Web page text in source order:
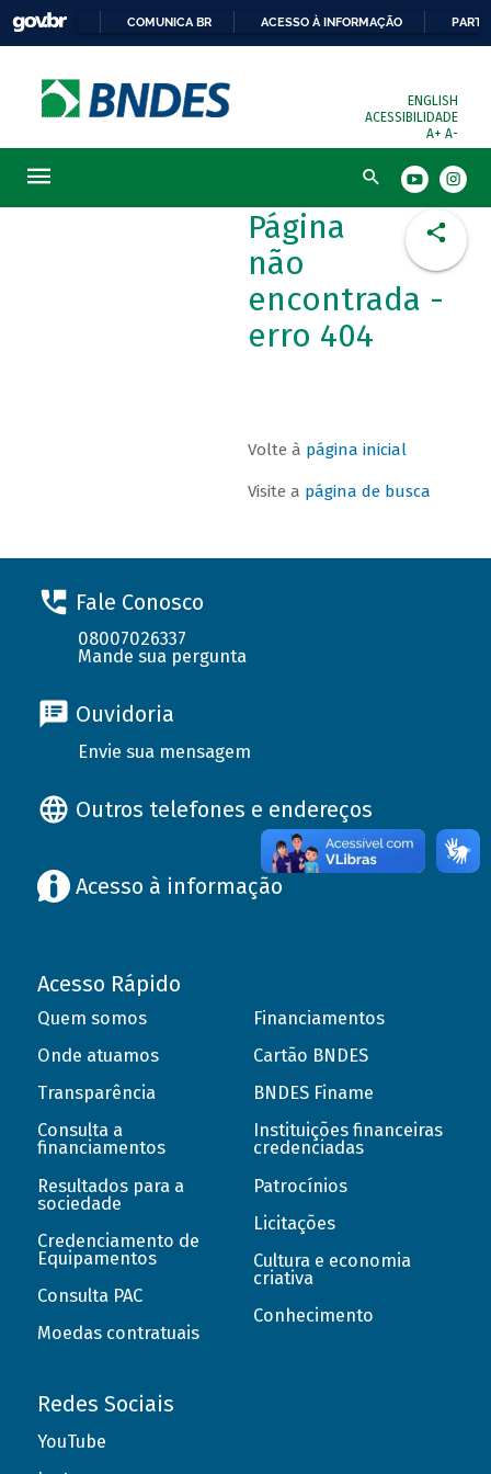
COMUNICA BR ACESSO À INFORMAÇÃO
ENGLISH
ACESSIBILIDADE
A+ A-
Busca
Página
não
encontrada -
erro 404
Volte à página inicial
Visite a página de busca
Fale Conosco
08007026337
Mande sua pergunta
Ouvidoria
Envie sua mensagem
Outros telefones e endereços
Acesso à informação
Acesso Rápido
Quem somos
Onde atuamos
Transparência
Consulta a
financiamentos
Resultados para a
sociedade
Credenciamento de
Equipamentos
Consulta PAC
Moedas contratuais
Financiamentos
Cartão BNDES
BNDES Finame
Instituições financeiras
credenciadas
Patrocínios
Licitações
Cultura e economia
criativa
Conhecimento
Redes Sociais
YouTube